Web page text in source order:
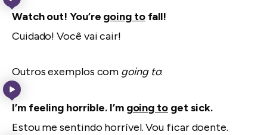
Watch out! You’re going tofall!
Cuidado! Você vai cair!
Outros exemplos com going to:
I’m feeling horrible. I’m going toget sick.
Estou me sentindo horrível. Vou ficar doente.